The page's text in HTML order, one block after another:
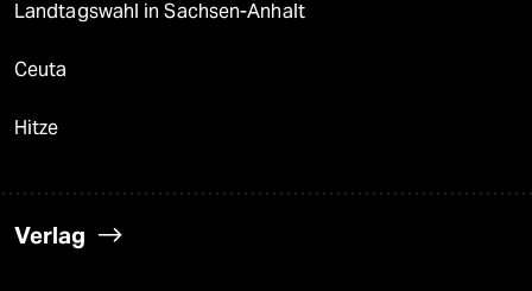
Landtagswahl in Sachsen-Anhalt
Ceuta
Hitze
Verlag